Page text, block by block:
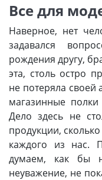
Деревянные
Шпон
Основания
Подставки
Футляры
моделей
Деревянные
Все для
Наверное, нет
задавался
рождения другу,
эта, столь остро
не потеряла своей
магазинные
Дело здесь не
продукции,
каждого из нас.
думаем, как бы
неуважение, не